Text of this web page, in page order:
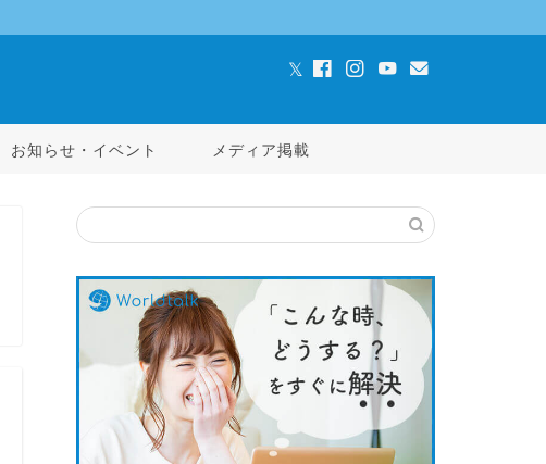
お知らせ・イベント メディア掲載